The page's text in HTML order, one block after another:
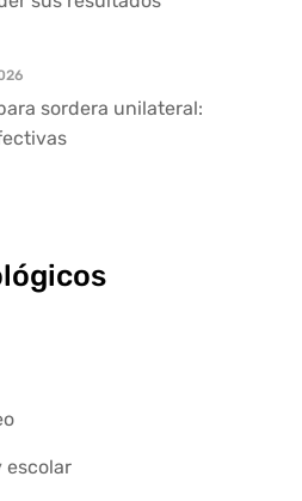
sordera unilateral:
escolar